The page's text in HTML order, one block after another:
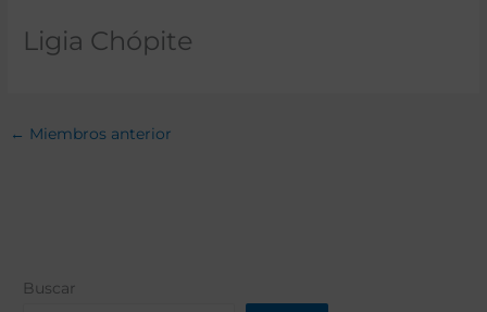
Ligia Chópite
← Miembros anterior
Buscar